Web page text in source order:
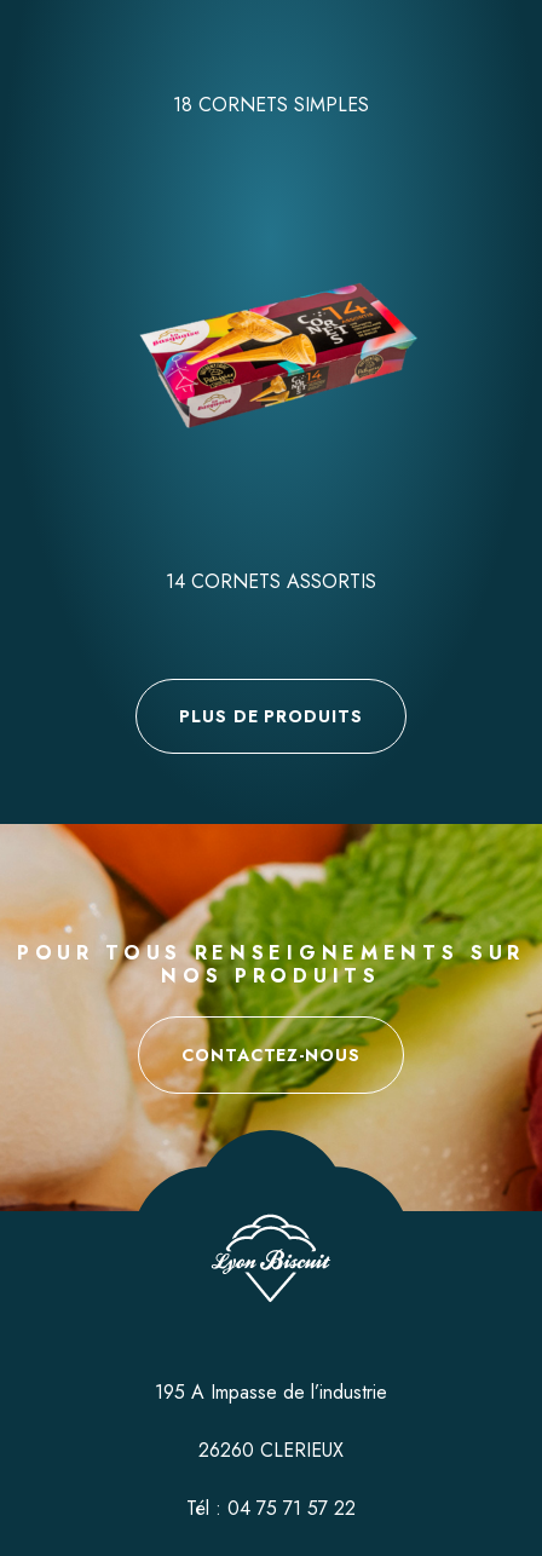
18 CORNETS SIMPLES
14 CORNETS ASSORTIS
PLUS DE PRODUITS
POUR TOUS RENSEIGNEMENTS SUR
NOS PRODUITS
CONTACTEZ-NOUS
195 A Impasse de l’industrie
26260 CLERIEUX
Tél : 04 75 71 57 22